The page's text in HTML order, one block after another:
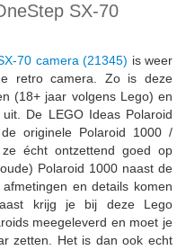
SX-70
70 camera (21345) is weer
retro camera. Zo is deze
(18+ jaar volgens Lego) en
De LEGO Ideas Polaroid
originele Polaroid 1000 /
écht ontzettend goed op
Polaroid 1000 naast de
en details komen
krijg je bij deze Lego
meegeleverd en moet je
zetten. Het is dan ook echt